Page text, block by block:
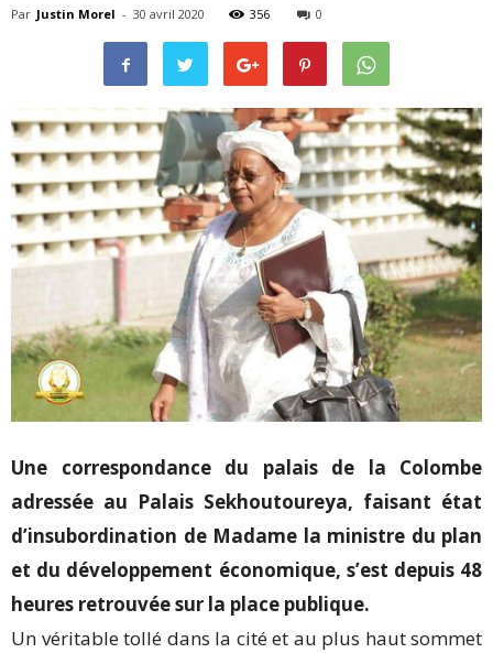
Par Justin Morel - 30 avril 2020 356 0
Une correspondance du palais de la Colombe
adressée au Palais Sekhoutoureya, faisant état
d’insubordination de Madame la ministre du plan
et du développement économique, s’est depuis 48
heures retrouvée sur la place publique.
Un véritable tollé dans la cité et au plus haut sommet